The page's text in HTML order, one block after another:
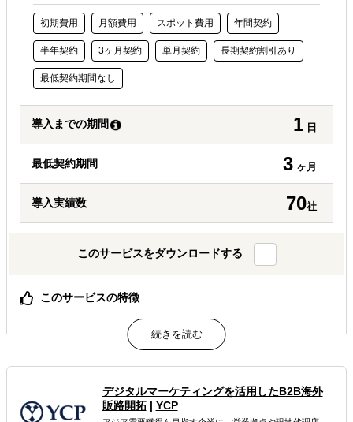
初期費用 月額費用 スポット費用 年間契約
半年契約 3ヶ月契約 単月契約 長期契約割引あり
最低契約期間なし
導入までの期間 1 日
最低契約期間 3 ヶ月
導入実績数 70社
このサービスをダウンロードする
このサービスの特徴
アメリカのビジネスに精通した現地在住の日米バイリンガ
ルのアシスタントが、日本企業のアメリカ進出をサポート
EC事業、カスタマーサービス、マーケティング、SNS運
のサポートが可能です。
アシスタントは様々な州や地域で生活しており、アメリカ
デジタルマーケティングを活用したB2B海外
販路開拓| YCP